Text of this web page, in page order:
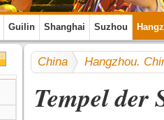
Guilin Shanghai Suzhou
China Hangzhou.
Tempel der